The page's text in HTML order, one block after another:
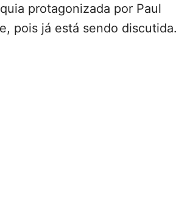
protagonizada por Paul
pois já está sendo discutida.